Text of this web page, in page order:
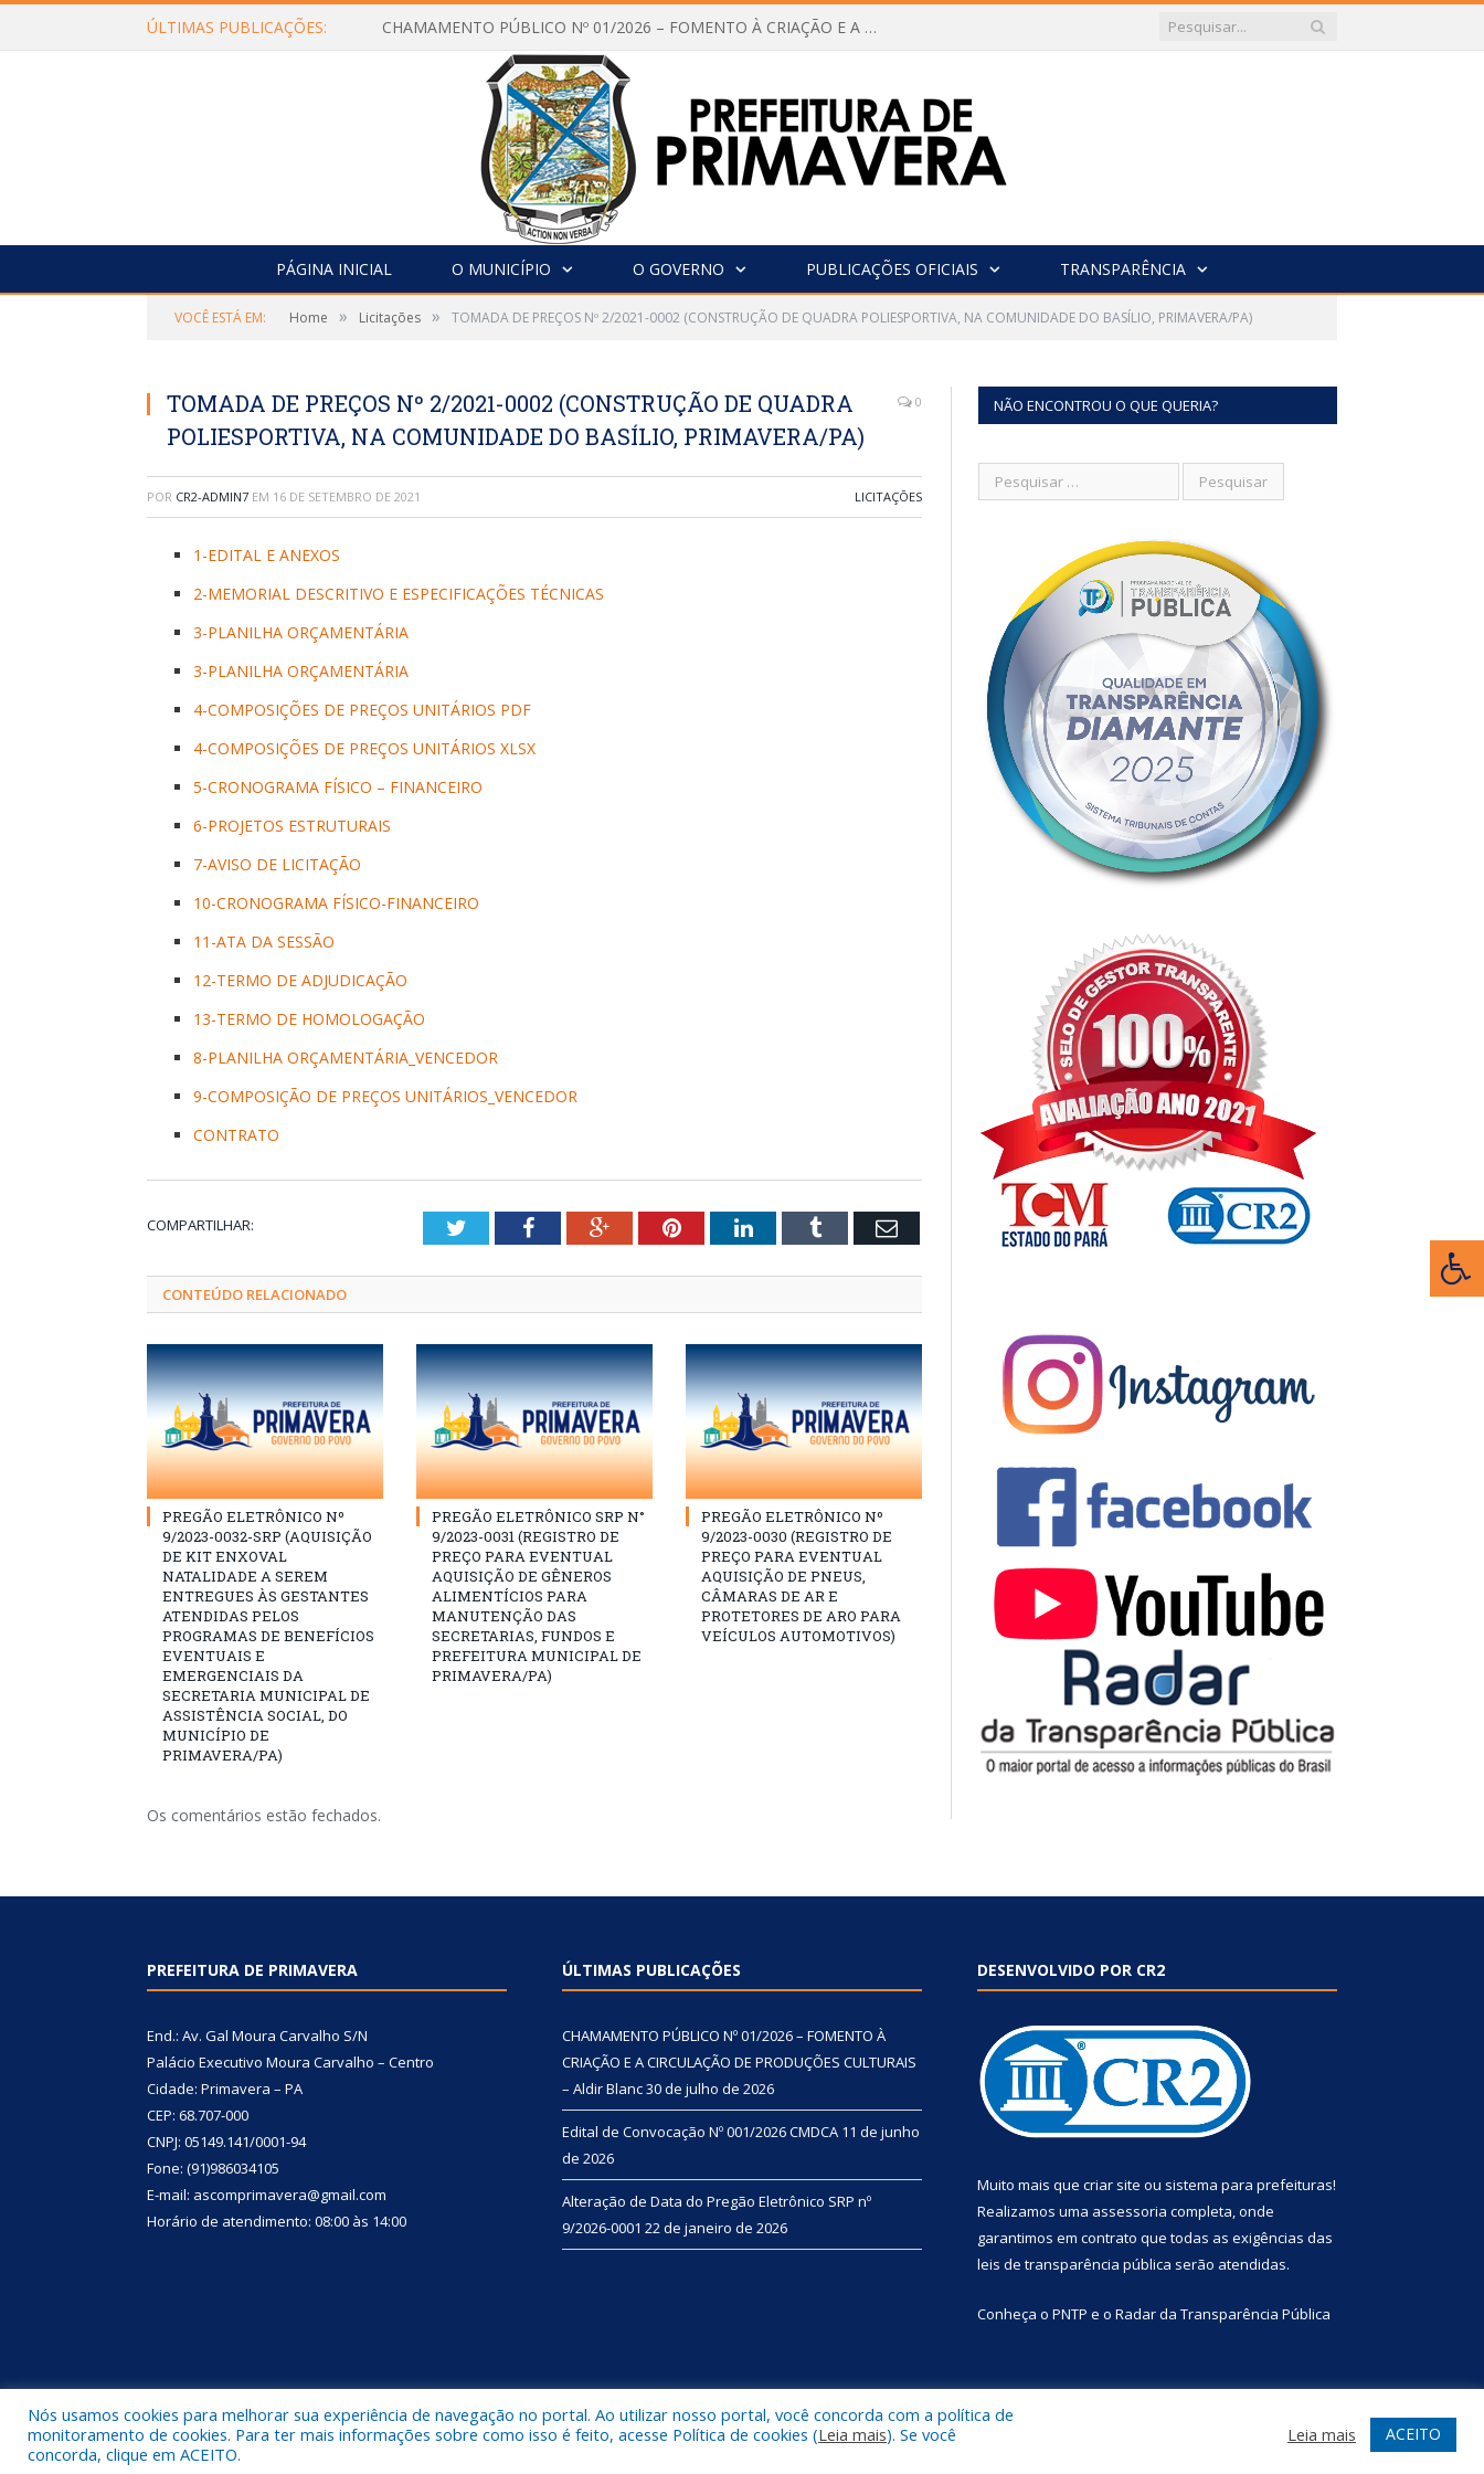
ÚLTIMAS PUBLICAÇÕES: CHAMAMENTO PÚBLICO Nº 01/2026 – FOMENTO À CRIAÇÃO E A CIRCULAÇÃO DE PRODUÇÕES CULTURAIS – Aldir Blanc
PÁGINA INICIAL O MUNICÍPIO O GOVERNO PUBLICAÇÕES OFICIAIS TRANSPARÊNCIA
VOCÊ ESTÁ EM: Home » Licitações » TOMADA DE PREÇOS Nº 2/2021-0002 (CONSTRUÇÃO DE QUADRA POLIESPORTIVA, NA COMUNIDADE DO BASÍLIO, PRIMAVERA/PA)
TOMADA DE PREÇOS Nº 2/2021-0002 (CONSTRUÇÃO DE QUADRA
POLIESPORTIVA, NA COMUNIDADE DO BASÍLIO, PRIMAVERA/PA)
0
POR CR2-ADMIN7 EM 16 DE SETEMBRO DE 2021 LICITAÇÕES
1-EDITAL E ANEXOS
2-MEMORIAL DESCRITIVO E ESPECIFICAÇÕES TÉCNICAS
3-PLANILHA ORÇAMENTÁRIA
3-PLANILHA ORÇAMENTÁRIA
4-COMPOSIÇÕES DE PREÇOS UNITÁRIOS PDF
4-COMPOSIÇÕES DE PREÇOS UNITÁRIOS XLSX
5-CRONOGRAMA FÍSICO – FINANCEIRO
6-PROJETOS ESTRUTURAIS
7-AVISO DE LICITAÇÃO
10-CRONOGRAMA FÍSICO-FINANCEIRO
11-ATA DA SESSÃO
12-TERMO DE ADJUDICAÇÃO
13-TERMO DE HOMOLOGAÇÃO
8-PLANILHA ORÇAMENTÁRIA_VENCEDOR
9-COMPOSIÇÃO DE PREÇOS UNITÁRIOS_VENCEDOR
CONTRATO
COMPARTILHAR: TwitterFacebookGoogle+PinterestLinkedInTumblr Email
CONTEÚDO RELACIONADO
PREGÃO ELETRÔNICO Nº
9/2023-0032-SRP (AQUISIÇÃO
DE KIT ENXOVAL
NATALIDADE A SEREM
ENTREGUES ÀS GESTANTES
ATENDIDAS PELOS
PROGRAMAS DE BENEFÍCIOS
EVENTUAIS E
EMERGENCIAIS DA
SECRETARIA MUNICIPAL DE
ASSISTÊNCIA SOCIAL, DO
MUNICÍPIO DE
PRIMAVERA/PA)
PREGÃO ELETRÔNICO SRP N°
9/2023-0031 (REGISTRO DE
PREÇO PARA EVENTUAL
AQUISIÇÃO DE GÊNEROS
ALIMENTÍCIOS PARA
MANUTENÇÃO DAS
SECRETARIAS, FUNDOS E
PREFEITURA MUNICIPAL DE
PRIMAVERA/PA)
PREGÃO ELETRÔNICO Nº
9/2023-0030 (REGISTRO DE
PREÇO PARA EVENTUAL
AQUISIÇÃO DE PNEUS,
CÂMARAS DE AR E
PROTETORES DE ARO PARA
VEÍCULOS AUTOMOTIVOS)
Os comentários estão fechados.
NÃO ENCONTROU O QUE QUERIA?
PREFEITURA DE PRIMAVERA
End.: Av. Gal Moura Carvalho S/N
Palácio Executivo Moura Carvalho – Centro
Cidade: Primavera – PA
CEP: 68.707-000
CNPJ: 05149.141/0001-94
Fone: (91)986034105
E-mail: ascomprimavera@gmail.com
Horário de atendimento: 08:00 às 14:00
ÚLTIMAS PUBLICAÇÕES
CHAMAMENTO PÚBLICO Nº 01/2026 – FOMENTO À
CRIAÇÃO E A CIRCULAÇÃO DE PRODUÇÕES CULTURAIS
– Aldir Blanc30 de julho de 2026
Edital de Convocação Nº 001/2026 CMDCA 11 de junho
de 2026
Alteração de Data do Pregão Eletrônico SRP nº
9/2026-0001 22 de janeiro de 2026
DESENVOLVIDO POR CR2
Muito mais que criar site ou sistema para prefeituras!
Realizamos uma assessoria completa, onde
garantimos em contrato que todas as exigências das
leis de transparência pública serão atendidas.
Conheça o PNTP e o Radar da Transparência Pública
Todos os direitos reservados a Prefeitura Municipal de Primavera. Mapa do Site Acessar Webmail
Nós usamos cookies para melhorar sua experiência de navegação no portal. Ao utilizar nosso portal, você concorda com a política de
monitoramento de cookies. Para ter mais informações sobre como isso é feito, acesse Política de cookies (Leia mais). Se você
concorda, clique em ACEITO.
Leia mais ACEITO